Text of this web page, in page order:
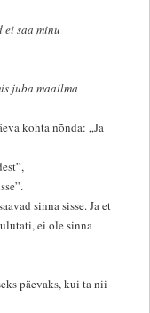
ei saa minu
juba maailma
kohta nõnda: „Ja
sinna sisse. Ja et
ei ole sinna
päevaks, kui ta nii